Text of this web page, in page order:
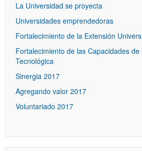
La Universidad se proyecta
Universidades emprendedoras
Fortalecimiento de la Extensión
Fortalecimiento de las Capacidades de
Tecnológica
Sinergia 2017
Agregando valor 2017
Voluntariado 2017